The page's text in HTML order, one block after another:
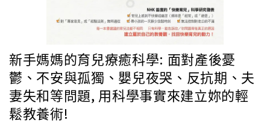
新手媽媽的育兒療癒科學: 面對產後憂
鬱、不安與孤獨、嬰兒夜哭、反抗期、夫
妻失和等問題, 用科學事實來建立妳的輕
鬆教養術!